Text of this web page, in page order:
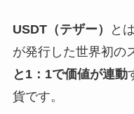
USDT（テザー）
と
が発行した世界初の
と1：1で価値が連動
貨です。